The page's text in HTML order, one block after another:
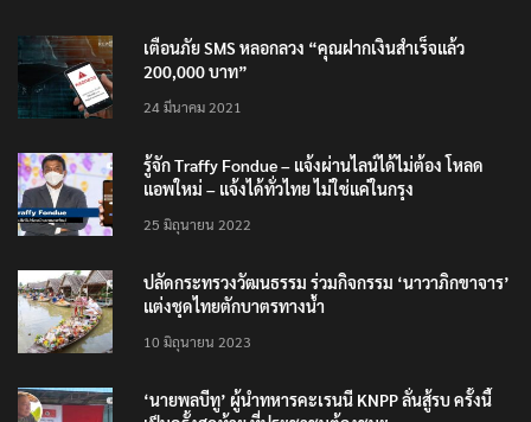
เตือนภัย SMS หลอกลวง “คุณฝากเงินสำเร็จแล้ว
200,000 บาท”
24 มีนาคม 2021
รู้จัก Traffy Fondue – แจ้งผ่านไลน์ได้ไม่ต้อง โหลด
แอพใหม่ – แจ้งได้ทั่วไทย ไม่ใช่แค่ในกรุง
25 มิถุนายน 2022
ปลัดกระทรวงวัฒนธรรม ร่วมกิจกรรม ‘นาวาภิกขาจาร’
แต่งชุดไทยตักบาตรทางน้ำ
10 มิถุนายน 2023
‘นายพลบีทู’ ผู้นำทหารคะเรนนี KNPP ลั่นสู้รบ ครั้งนี้